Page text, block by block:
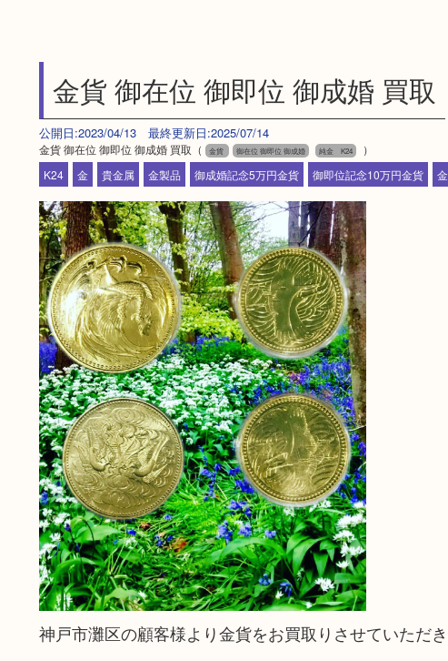
金貨 御在位 御即位 御成婚 買取
公開日:2023/04/13 最終更新日:2025/07/14
金貨 御在位 御即位 御成婚 買取（ 金貨 御在位 御即位 御成婚 純金 K24
）
K24
金 貴金属 金製品 御成婚記念5万円金貨 御即位記念10万円金貨
神戸市灘区の顧客様より金貨をお買取りさせていただ